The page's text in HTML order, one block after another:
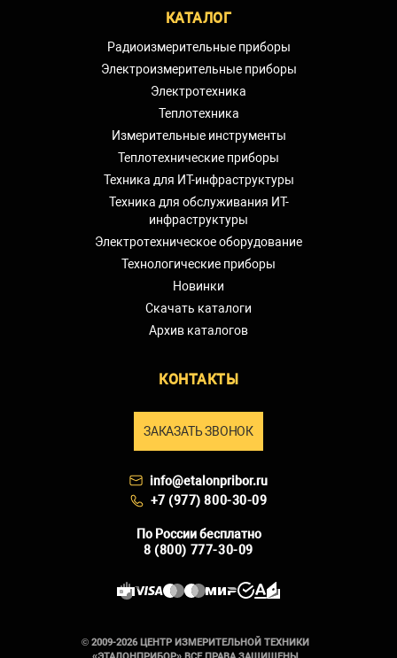
КАТАЛОГ
Радиоизмерительные приборы
Электроизмерительные приборы
Электротехника
Теплотехника
Измерительные инструменты
Теплотехнические приборы
Техника для ИТ-инфраструктуры
Техника для обслуживания ИТ-
инфраструктуры
Электротехническое оборудование
Технологические приборы
Новинки
Скачать каталоги
Архив каталогов
КОНТАКТЫ
ЗАКАЗАТЬ ЗВОНОК
info@etalonpribor.ru
+7 (977) 800-30-09
По России бесплатно
8 (800) 777-30-09
© 2009-2026 ЦЕНТР ИЗМЕРИТЕЛЬНОЙ ТЕХНИКИ